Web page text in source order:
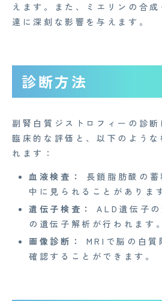
えます。また、ミエリンの合
達に深刻な影響を与えます。
診断方法
副腎白質ジストロフィーの診
臨床的な評価と、以下のよう
れます：
血液検査：
長鎖脂肪酸の
中に見られることがありま
遺伝子検査：
ALD遺伝子
の遺伝子解析が行われます。
画像診断：
MRIで脳の白質
確認することができます。
CONTACT
AGAメディア
Medi Face Journal
お知らせ
Mente for Biz [メンテ]